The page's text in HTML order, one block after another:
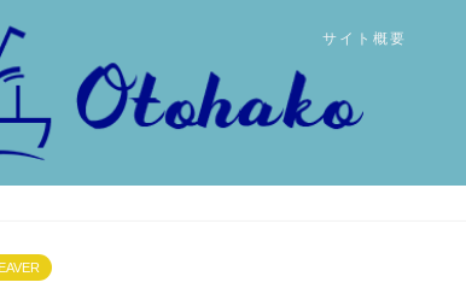
サイト概要